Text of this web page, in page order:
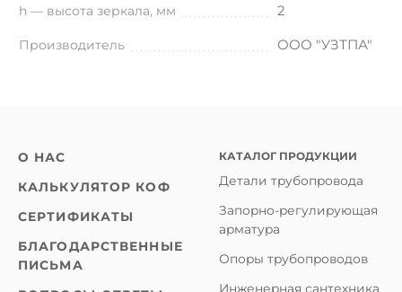
h — высота зеркала, мм 2
Производитель ООО "УЗТПА"
О НАС
КАЛЬКУЛЯТОР КОФ
СЕРТИФИКАТЫ
БЛАГОДАРСТВЕННЫЕ
ПИСЬМА
КАТАЛОГ ПРОДУКЦИИ
Детали трубопровода
Запорно-регулирующая
арматура
Опоры трубопроводов
Инженерная сантехника